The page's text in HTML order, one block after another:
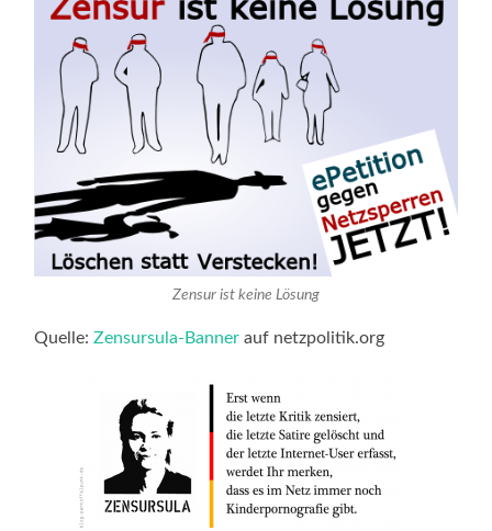
Zensur ist keine Lösung
Quelle:Zensursula-Banner auf netzpolitik.org